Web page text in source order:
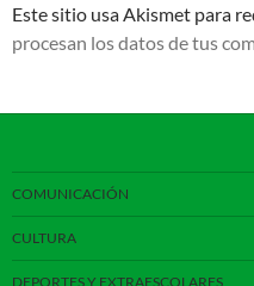
Este sitio usa Akismet para
procesan los datos de tus
COMUNICACIÓN
CULTURA
DEPORTES Y EXTRAESCOLARES